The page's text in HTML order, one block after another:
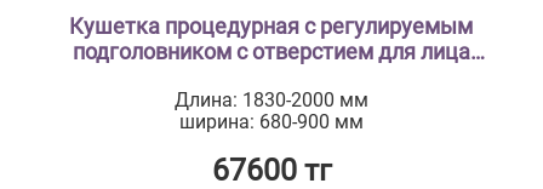
Кушетка процедурная с регулируемым
подголовником с отверстием для лица
Длина: 1830-2000 мм
ширина: 680-900 мм
67600 тг